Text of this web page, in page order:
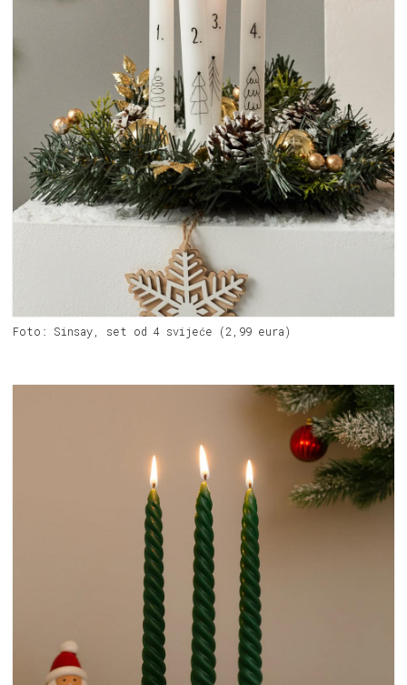
Foto: Sinsay, set od 4 svijeće (2,99 eura)